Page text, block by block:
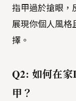
指甲過於搶眼，
展現你個人風格
擇。
Q2: 如何在
甲？